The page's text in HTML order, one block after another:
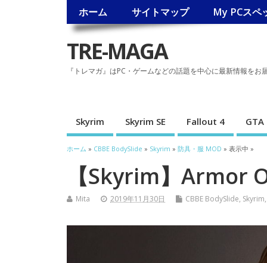
ホーム サイトマップ My PCスペ
TRE-MAGA
『トレマガ』はPC・ゲームなどの話題を中心に最新情報をお
Skyrim Skyrim SE Fallout 4 GTA
ホーム » CBBE BodySlide » Skyrim » 防具・服 MOD » 表示中 »
【Skyrim】Armor
Mita 2019年11月30日 CBBE BodySlide, Skyrim